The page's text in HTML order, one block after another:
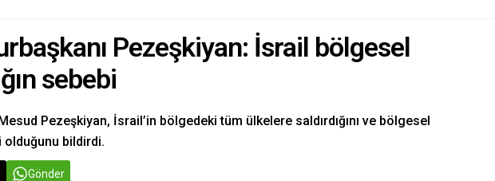
Pezeşkiyan: İsrail bölgesel
sebebi
Pezeşkiyan, İsrail’in bölgedeki tüm ülkelere saldırdığını ve bölgesel
olduğunu bildirdi.
Gönder